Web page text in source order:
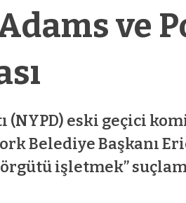
ve
(NYPD) eski geçici
Belediye Başkanı
işletmek”